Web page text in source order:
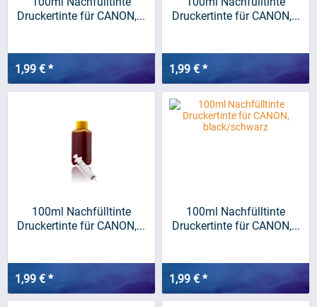
Druckertinte für CANON,...
1,99 € *
Druckertinte für CANON,...
1,99 € *
100ml Nachfülltinte
Druckertinte für CANON,...
1,99 € *
100ml Nachfülltinte
Druckertinte für CANON,...
1,99 € *